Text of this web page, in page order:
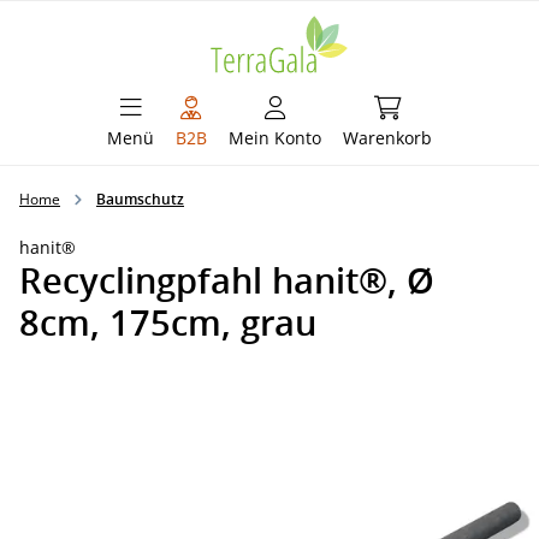
Menü B2B Mein Konto Warenkorb
Warenkorb
Home Baumschutz
hanit®
Recyclingpfahl hanit®, Ø
8cm, 175cm, grau